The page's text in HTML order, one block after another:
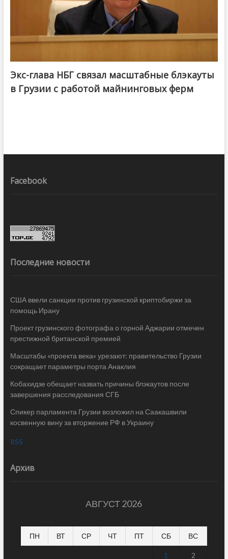
Экс-глава НБГ связал масштабные блэкауты
в Грузии с работой майнинговых ферм
Facebook
Последние новости
США ввели санкции против грузинской криптобиржи за
помощь Ирану
Проект грузинского фотографа о горной Аджарии отмечен
престижной британской премией
Масштабы «проекта века» урезают: правительство Грузии
сокращает параметры порта Анаклия
Кобахидзе обещает назвать причины блэкаутов после
завершения расследования СГБ
Спикер парламента Грузии возложил на Саакашвили
косвенную вину за вторжение РФ в Украину
RSS
Архив
АВГУСТ 2026
ПН ВТ СР ЧТ ПТ СБ ВС
1 2